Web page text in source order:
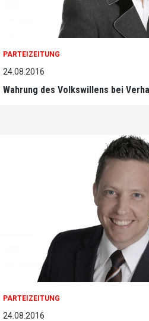
PARTEIZEITUNG
24.08.2016
Wahrung des Volkswillens bei
PARTEIZEITUNG
24.08.2016